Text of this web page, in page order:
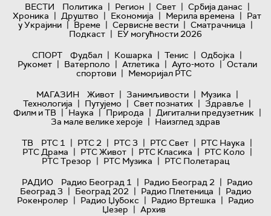
ВЕСТИ Политика | Регион | Свет | Србија данас |
Хроника | Друштво | Економија | Мерила времена | Рат
у Украјини | Време | Сервисне вести | Сматрачница |
Подкаст | ЕУ могућности 2026
СПОРТ
Фудбал | Кошарка | Тенис | Одбојка |
Рукомет | Ватерполо | Атлетика | Ауто-мото | Остали
спортови | Меморијал РТС
МАГАЗИН
Живот | Занимљивости | Музика |
Технологијa | Путујемо | Свет познатих | Здравље |
Филм и ТВ | Наука | Природа | Дигитални предузетник |
За мале велике хероје | Наизглед здрав
ТВ
РТС 1 | РТС 2 | РТС 3 | РТС Свет | РТС Наука |
РТС Драма | РТС Живот | РТС Класика | РТС Коло |
РТС Трезор | РТС Музика | РТС Полетарац
РАДИО
Радио Београд 1 | Радио Београд 2 | Радио
Београд 3 | Београд 202 | Радио Плетеница | Радио
Рокенролер | Радио Џубокс | Радио Вртешка | Радио
Џезер | Архив